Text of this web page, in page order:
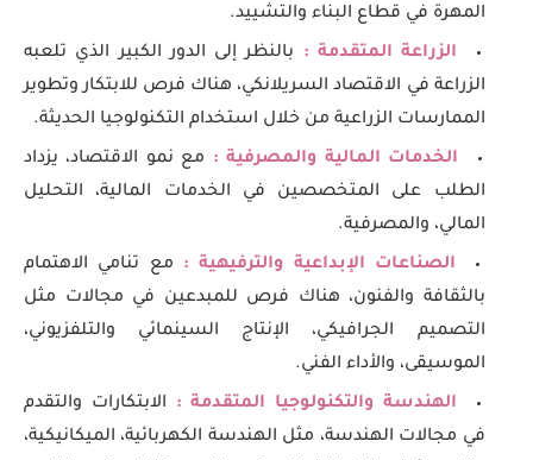
المهرة في قطاع البناء والتشييد.
الزراعة المتقدمة :
بالنظر إلى الدور الكبير الذي تلعبه
الزراعة في الاقتصاد السريلانكي، هناك فرص للابتكار وتطوير
الممارسات الزراعية من خلال استخدام التكنولوجيا الحديثة.
الخدمات المالية والمصرفية : مع نمو الاقتصاد، يزداد
الطلب على المتخصصين في الخدمات المالية، التحليل
المالي، والمصرفية.
الصناعات الإبداعية والترفيهية :
مع تنامي الاهتمام
بالثقافة والفنون، هناك فرص للمبدعين في مجالات مثل
التصميم الجرافيكي، الإنتاج السينمائي والتلفزيوني،
الموسيقى، والأداء الفني.
الهندسة والتكنولوجيا المتقدمة : الابتكارات والتقدم
في مجالات الهندسة، مثل الهندسة الكهربائية، الميكانيكية،